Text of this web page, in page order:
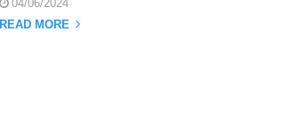
04/06/2024
READ MORE